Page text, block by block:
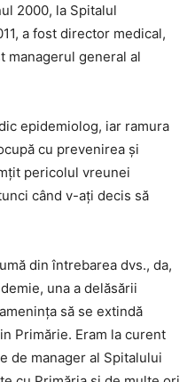
2000, la Spitalul
a fost director medical,
managerul general al
epidemiolog, iar ramura
cu prevenirea şi
pericolul vreunei
când v-aţi decis să
din întrebarea dvs., da,
una a delăsării
să se extindă
Primărie. Eram la curent
de manager al Spitalului